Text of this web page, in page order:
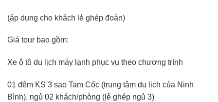
(áp dụng cho khách lẻ ghép đoàn)
Giá tour bao gồm:
Xe ô tô du lịch máy lạnh phục vụ theo chương trình
01 đêm KS 3 sao Tam Cốc (trung tâm du lịch của Ninh
Bình), ngủ 02 khách/phòng (lẻ ghép ngủ 3)